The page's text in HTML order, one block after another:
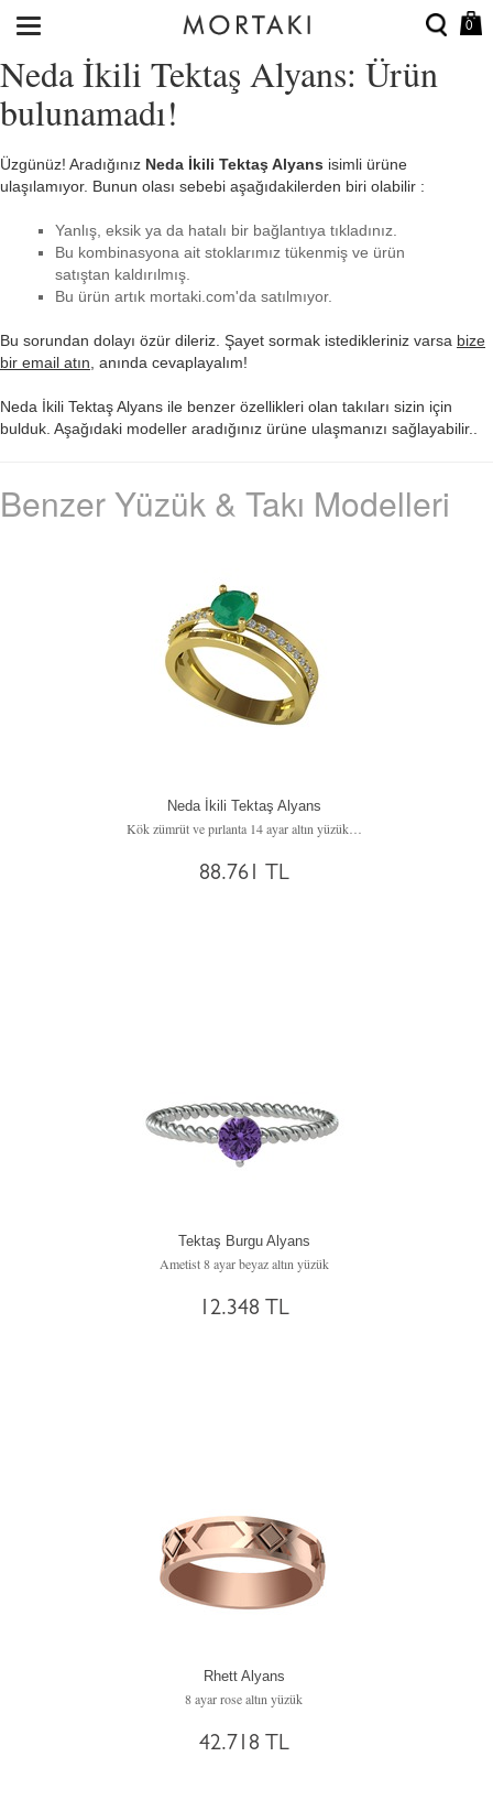
0
Neda İkili Tektaş Alyans: Ürün
bulunamadı!
Üzgünüz! Aradığınız Neda İkili Tektaş Alyans isimli ürüne
ulaşılamıyor. Bunun olası sebebi aşağıdakilerden biri olabilir :
Yanlış, eksik ya da hatalı bir bağlantıya tıkladınız.
Bu kombinasyona ait stoklarımız tükenmiş ve ürün
satıştan kaldırılmış.
Bu ürün artık mortaki.com'da satılmıyor.
Bu sorundan dolayı özür dileriz. Şayet sormak istedikleriniz varsa bize
bir email atın , anında cevaplayalım!
Neda İkili Tektaş Alyans ile benzer özellikleri olan takıları sizin için
bulduk. Aşağıdaki modeller aradığınız ürüne ulaşmanızı sağlayabilir..
Benzer Yüzük & Takı Modelleri
Neda İkili Tektaş Alyans
Kök zümrüt ve pırlanta 14 ayar altın yüzük (0.242 karat)
88.761 TL
Tektaş Burgu Alyans
Ametist 8 ayar beyaz altın yüzük
12.348 TL
Rhett Alyans
8 ayar rose altın yüzük
42.718 TL